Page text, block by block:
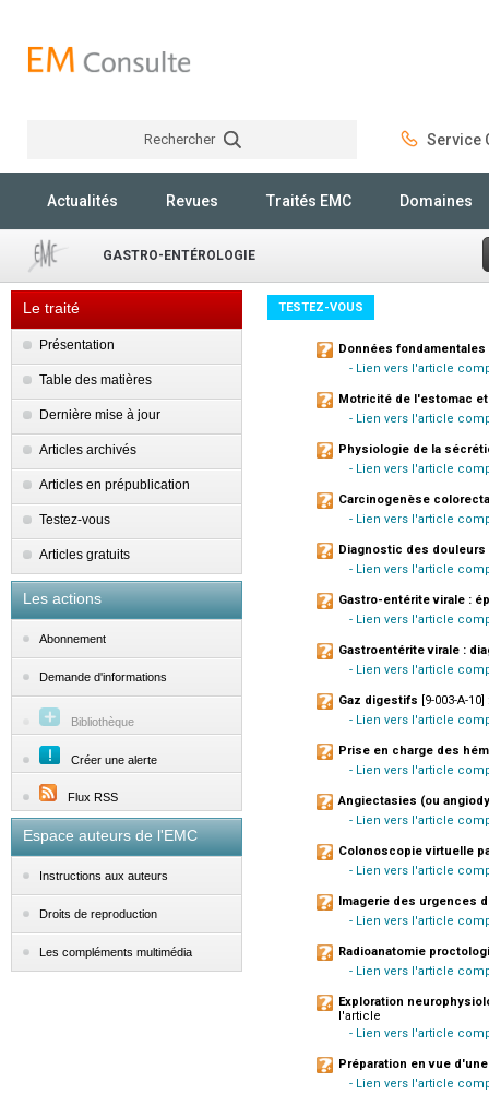
Rechercher Service
Actualités Revues Traités EMC Domaines
GASTRO-ENTÉROLOGIE
Le traité
Présentation
Table des matières
Dernière mise à jour
Articles archivés
Articles en prépublication
Testez-vous
Articles gratuits
Les actions
Abonnement
Demande d'informations
Bibliothèque
Créer une alerte
Flux RSS
Espace auteurs de l'EMC
Instructions aux auteurs
Droits de reproduction
Les compléments multimédia
TESTEZ-VOUS
Données
- Lien vers l'article
Motricité de l'estomac
- Lien vers l'article
Physiologie de la
- Lien vers l'article
Carcinogenèse
- Lien vers l'article
Diagnostic des
- Lien vers l'article
Gastro-entérite virale :
- Lien vers l'article
Gastroentérite virale :
- Lien vers l'article
Gaz digestifs [9-003-A-
- Lien vers l'article
Prise en charge des
- Lien vers l'article
Angiectasies (ou
- Lien vers l'article
Colonoscopie virtuelle
- Lien vers l'article
Imagerie des urgences
- Lien vers l'article
Radioanatomie
- Lien vers l'article
Exploration
l'article
- Lien vers l'article
Préparation en vue
- Lien vers l'article